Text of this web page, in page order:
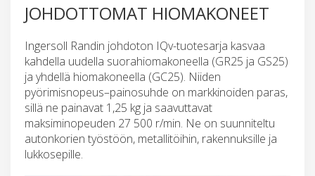
JOHDOTTOMAT HIOMAKONEET
Ingersoll Randin johdoton IQv-tuotesarja kasvaa
kahdella uudella suorahiomakoneella (GR25 ja GS25)
ja yhdellä hiomakoneella (GC25). Niiden
pyörimisnopeus–painosuhde on markkinoiden paras,
sillä ne painavat 1,25 kg ja saavuttavat
maksiminopeuden 27 500 r/min. Ne on suunniteltu
autonkorien työstöön, metallitöihin, rakennuksille ja
lukkosepille.